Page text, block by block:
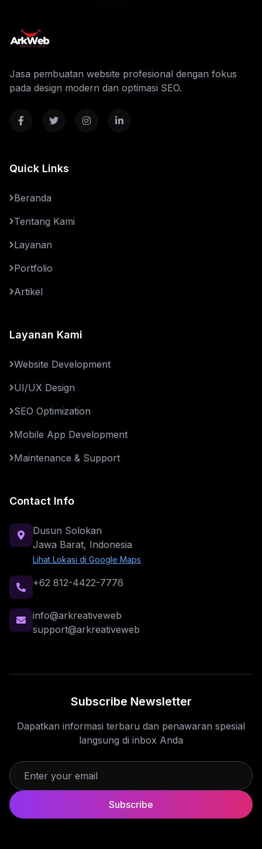
Jasa pembuatan website profesional dengan fokus
pada design modern dan optimasi SEO.
Quick Links
Beranda
Tentang Kami
Layanan
Portfolio
Artikel
Layanan Kami
Website Development
UI/UX Design
SEO Optimization
Mobile App Development
Maintenance & Support
Contact Info
Dusun Solokan
Jawa Barat, Indonesia
Lihat Lokasi di Google Maps
+62 812-4422-7776
info@arkreativeweb
support@arkreativeweb
Subscribe Newsletter
Dapatkan informasi terbaru dan penawaran spesial
langsung di inbox Anda
Subscribe